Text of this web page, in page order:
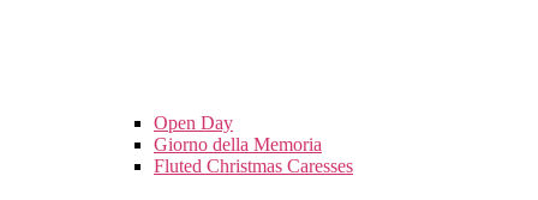
Open Day
Giorno della Memoria
Fluted Christmas Caresses